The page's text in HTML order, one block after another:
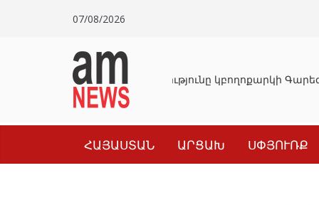
07/08/2026
Դատախազությունը կբողոքարկի
ՀԱՅԱՍՏԱՆ ԱՐՑԱԽ ՍՓՅՈՒՌՔ